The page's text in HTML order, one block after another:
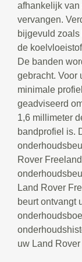
afhankelijk
vervangen.
bijgevuld
de
De banden
gebracht. Voor
minimale
geadviseerd
1,6 millimeter
bandprofiel is.
Rover
Land Rover
beurt ontvangt
uw Land